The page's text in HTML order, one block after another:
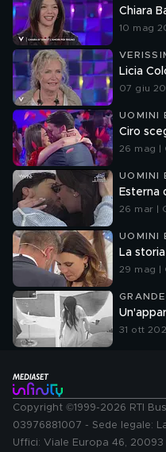
Chiara
10 mag
Licia
07 giu
UOMINI
Ciro
26 mag |
UOMINI
Esterna
26 mar |
UOMINI
La
29 mag |
31 ott
Copyright ©1999-2026 RTI
03976881007 - Sede legale:
Uffici: Viale Europa 46,